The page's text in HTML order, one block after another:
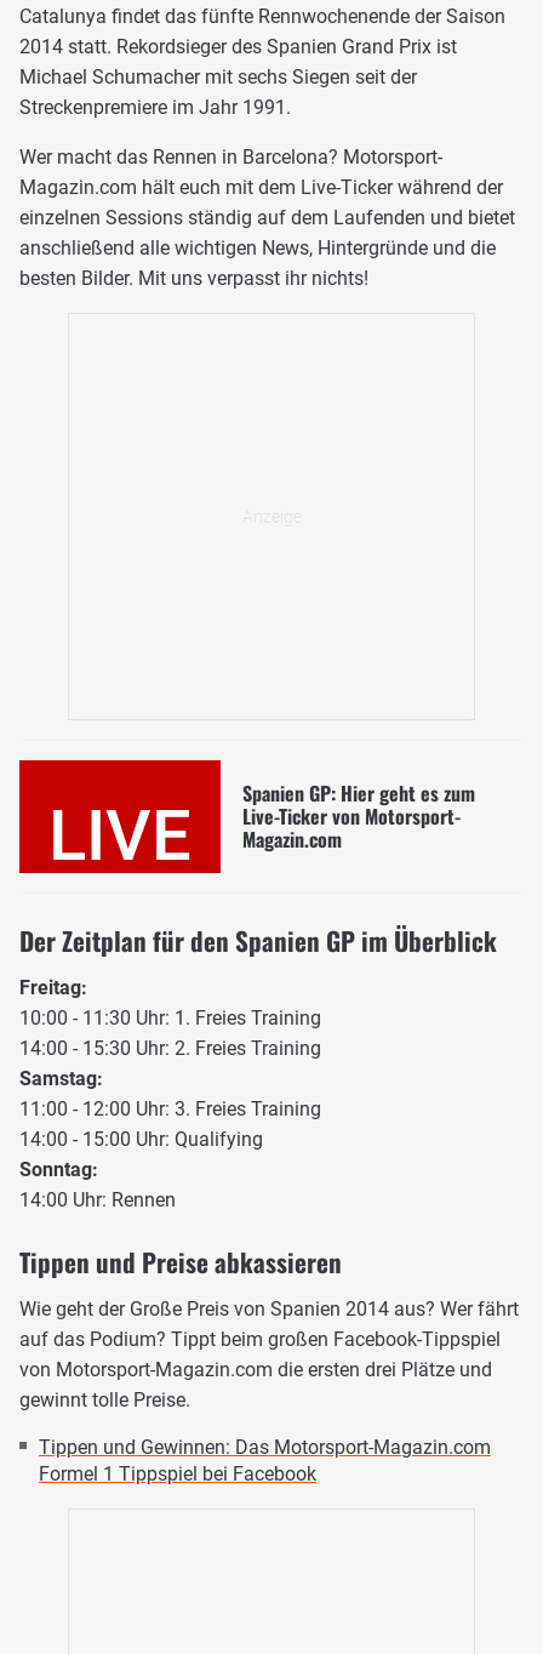
Catalunya findet das fünfte Rennwochenende der Saison
2014 statt. Rekordsieger des Spanien Grand Prix ist
Michael Schumacher mit sechs Siegen seit der
Streckenpremiere im Jahr 1991.
Wer macht das Rennen in Barcelona? Motorsport-
Magazin.com hält euch mit dem Live-Ticker während der
einzelnen Sessions ständig auf dem Laufenden und bietet
anschließend alle wichtigen News, Hintergründe und die
besten Bilder. Mit uns verpasst ihr nichts!
LIVE
Spanien GP: Hier geht es zum
Live-Ticker von Motorsport-
Magazin.com
Der Zeitplan für den Spanien GP im Überblick
Freitag:
10:00 - 11:30 Uhr: 1. Freies Training
14:00 - 15:30 Uhr: 2. Freies Training
Samstag:
11:00 - 12:00 Uhr: 3. Freies Training
14:00 - 15:00 Uhr: Qualifying
Sonntag:
14:00 Uhr: Rennen
Tippen und Preise abkassieren
Wie geht der Große Preis von Spanien 2014 aus? Wer fährt
auf das Podium? Tippt beim großen Facebook-Tippspiel
von Motorsport-Magazin.com die ersten drei Plätze und
gewinnt tolle Preise.
Tippen und Gewinnen: Das Motorsport-Magazin.com
Formel 1 Tippspiel bei Facebook